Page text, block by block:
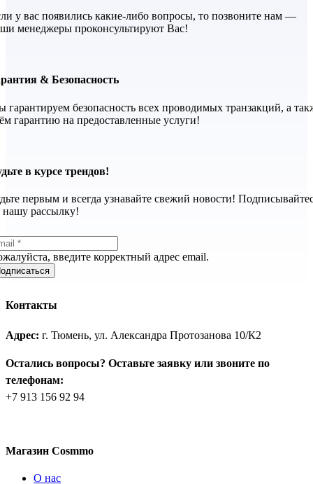
у вас появились какие-либо вопросы, то позвоните нам —
менеджеры проконсультируют Вас!
& Безопасность
гарантируем безопасность всех проводимых транзакций, а
гарантию на предоставленные услуги!
в курсе трендов!
первым и всегда узнавайте свежий новости!
нашу рассылку!
введите корректный адрес email.
Контакты
Адрес: г. Тюмень, ул. Александра Протозанова 10/К2
Остались вопросы? Оставьте заявку или звоните по
телефонам:
+7 913 156 92 94
Магазин Cosmmo
О нас